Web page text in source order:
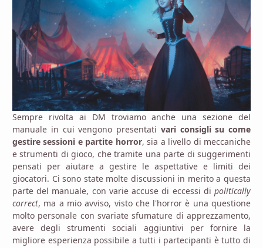
Sempre rivolta ai DM troviamo anche una sezione del
manuale in cui vengono presentati vari consigli su come
gestire sessioni e partite horror, sia a livello di meccaniche
e strumenti di gioco, che tramite una parte di suggerimenti
pensati per aiutare a gestire le aspettative e limiti dei
giocatori. Ci sono state molte discussioni in merito a questa
parte del manuale, con varie accuse di eccessi di politically
correct, ma a mio avviso, visto che l'horror è una questione
molto personale con svariate sfumature di apprezzamento,
avere degli strumenti sociali aggiuntivi per fornire la
migliore esperienza possibile a tutti i partecipanti è tutto di